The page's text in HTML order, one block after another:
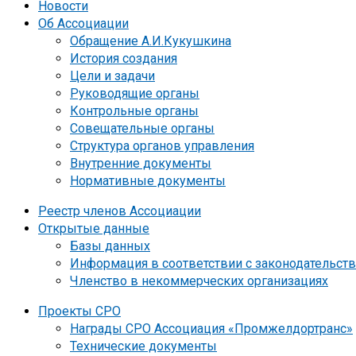
Новости
Об Ассоциации
Обращение А.И.Кукушкина
История создания
Цели и задачи
Руководящие органы
Контрольные органы
Совещательные органы
Структура органов управления
Внутренние документы
Нормативные документы
Реестр членов Ассоциации
Открытые данные
Базы данных
Информация в соответствии с
Членство в некоммерческих организациях
Проекты СРО
Награды СРО Ассоциация «Промжелдортранс»
Технические документы